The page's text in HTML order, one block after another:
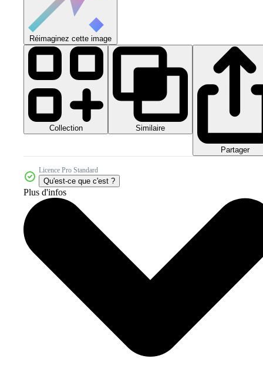
Réimaginez cette image
Collection Similaire
Partager
Licence Pro Standard
Qu'est-ce que c'est ?
Plus d'infos